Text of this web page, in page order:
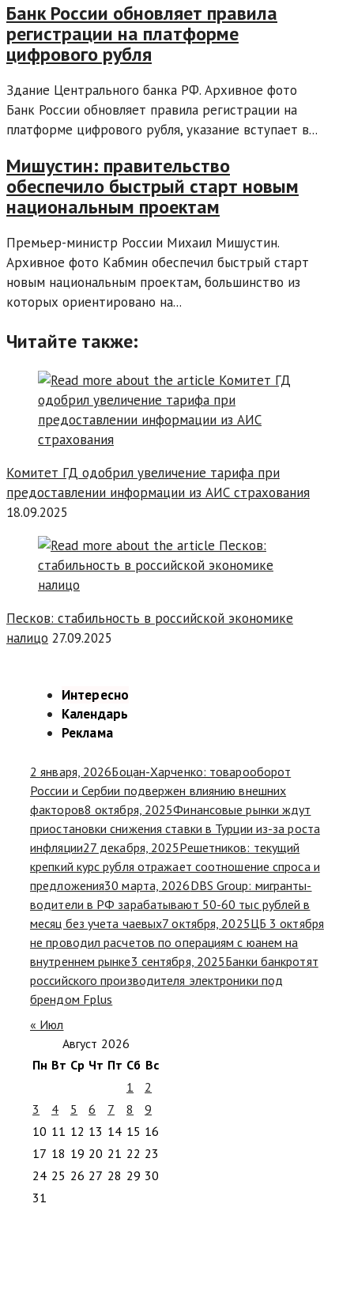
Банк России обновляет правила
регистрации на платформе
цифрового рубля
Здание Центрального банка РФ. Архивное фото
Банк России обновляет правила регистрации на
платформе цифрового рубля, указание вступает в...
Мишустин: правительство
обеспечило быстрый старт новым
национальным проектам
Премьер-министр России Михаил Мишустин.
Архивное фото Кабмин обеспечил быстрый старт
новым национальным проектам, большинство из
которых ориентировано на...
Читайте также:
Комитет ГД одобрил увеличение тарифа при
предоставлении информации из АИС страхования
18.09.2025
Песков: стабильность в российской экономике
налицо 27.09.2025
Интересно
Календарь
Реклама
2 января, 2026Боцан-Харченко: товарооборот
России и Сербии подвержен влиянию внешних
факторов8 октября, 2025Финансовые рынки ждут
приостановки снижения ставки в Турции из-за роста
инфляции27 декабря, 2025Решетников: текущий
крепкий курс рубля отражает соотношение спроса и
предложения30 марта, 2026DBS Group: мигранты-
водители в РФ зарабатывают 50-60 тыс рублей в
месяц без учета чаевых7 октября, 2025ЦБ 3 октября
не проводил расчетов по операциям с юанем на
внутреннем рынке3 сентября, 2025Банки банкротят
российского производителя электроники под
брендом Fplus
« Июл
Август 2026
Пн Вт Ср Чт Пт Сб Вс
1
2
3
4 5 6 7 8
9
10 11 12 13 14 15 16
17 18 19 20 21 22 23
24 25 26 27 28 29 30
31